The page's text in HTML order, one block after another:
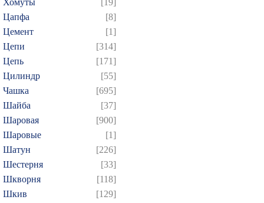
Хомуты
[19]
Цапфа
[8]
Цемент
[1]
Цепи
[314]
Цепь
[171]
Цилиндр
[55]
Чашка
[695]
Шайба
[37]
Шаровая
[900]
Шаровые
[1]
Шатун
[226]
Шестерня
[33]
Шкворня
[118]
Шкив
[129]